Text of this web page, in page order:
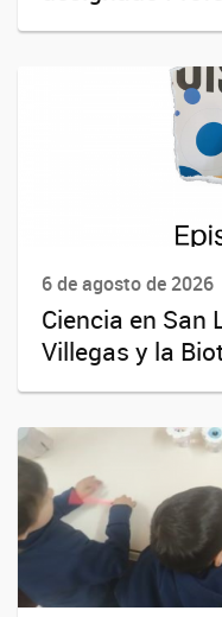
6 de agosto de 2026
Ciencia en San
Villegas y la